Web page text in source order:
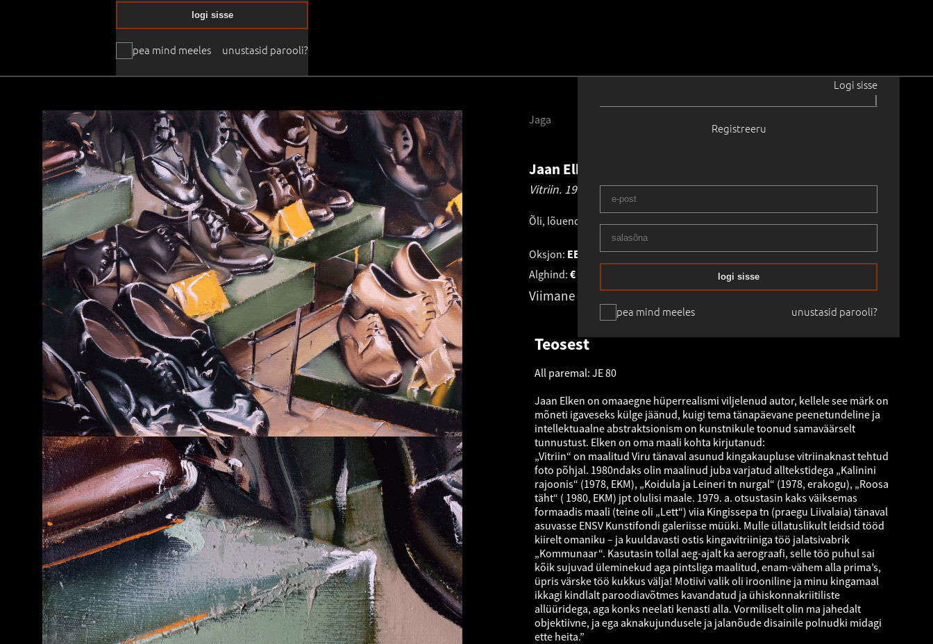
Logi sisse
|
Registreeru
pea mind meeles
logi sisse
unustasid parooli?
pea mind meeles
logi sisse
unustasid parooli?
Jaan Elken
Vitriin. 1980
Õli, lõuend 76.0 × 98.0 cmRaamitud
Oksjon: EESTI KUNSTIKLASSIKA OKSJON - SÜGIS 202030.10.2020
Alghind: €
Viimane pakkumine: 17 000
€
Teosest
All paremal: JE 80
Jaan Elken on omaaegne hüperrealismi viljelenud autor, kellele see märk on
mõneti igaveseks külge jäänud, kuigi tema tänapäevane peenetundeline ja
intellektuaalne abstraktsionism on kunstnikule toonud samaväärselt
tunnustust. Elken on oma maali kohta kirjutanud:
„Vitriin“ on maalitud Viru tänaval asunud kingakaupluse vitriinaknast tehtud
foto põhjal. 1980ndaks olin maalinud juba varjatud alltekstidega „Kalinini
rajoonis“ (1978, EKM), „Koidula ja Leineri tn nurgal“ (1978, erakogu), „Roosa
täht“ ( 1980, EKM) jpt olulisi maale. 1979. a. otsustasin kaks väiksemas
formaadis maali (teine oli „Lett“) viia Kingissepa tn (praegu Liivalaia) tänaval
asuvasse ENSV Kunstifondi galeriisse müüki. Mulle üllatuslikult leidsid tööd
kiirelt omaniku – ja kuuldavasti ostis kingavitriiniga töö jalatsivabrik
„Kommunaar“. Kasutasin tollal aeg-ajalt ka aerograafi, selle töö puhul sai
kõik sujuvad üleminekud aga pintsliga maalitud, enam-vähem alla prima’s,
üpris värske töö kukkus välja! Motiivi valik oli irooniline ja minu kingamaal
ikkagi kindlalt paroodiavõtmes kavandatud ja ühiskonnakriitiliste
allüüridega, aga konks neelati kenasti alla. Vormiliselt olin ma jahedalt
objektiivne, ja ega aknakujundusele ja jalanõude disainile polnudki midagi
ette heita.”
Jaga